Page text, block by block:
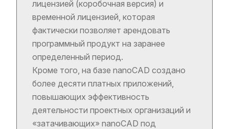
лицензией (коробочная версия) и
временной лицензией, которая
фактически позволяет арендовать
программный продукт на заранее
определенный период.
Кроме того, на базе nanoCAD создано
более десяти платных приложений,
повышающих эффективность
деятельности проектных организаций и
«затачивающих» nanoCAD под